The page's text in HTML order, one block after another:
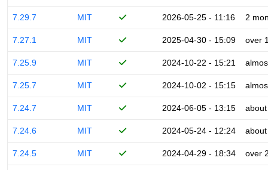
7.29.7 MIT 2026-05-25 - 11:16 2
7.27.1 MIT 2025-04-30 - 15:09 over
7.25.9 MIT 2024-10-22 - 15:21
7.25.7 MIT 2024-10-02 - 15:15
7.24.7 MIT 2024-06-05 - 13:15
7.24.6 MIT 2024-05-24 - 12:24
7.24.5 MIT 2024-04-29 - 18:34 over